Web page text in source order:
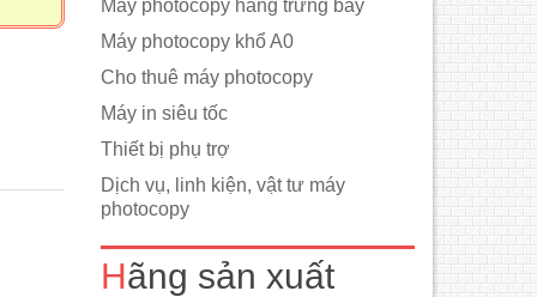
Máy photocopy hàng trưng bày
Máy photocopy khổ A0
Cho thuê máy photocopy
Máy in siêu tốc
Thiết bị phụ trợ
Dịch vụ, linh kiện, vật tư máy
photocopy
Hãng sản xuất